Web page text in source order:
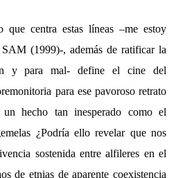
centra estas líneas –me estoy
(1999)-, además de ratificar la
y para mal- define el cine del
para ese pavoroso retrato
hecho tan inesperado como el
¿Podría ello revelar que nos
sostenida entre alfileres en el
de etnias de aparente coexistencia